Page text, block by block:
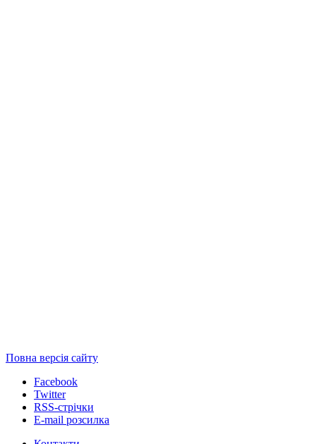
Повна версія сайту
Facebook
Twitter
RSS-стрічки
E-mail розсилка